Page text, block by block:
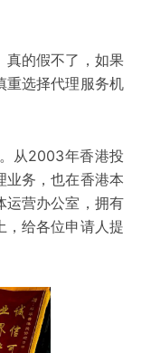
真的假不了，如果
重选择代理服务机
从2003年香港投
业务，也在香港本
运营办公室，拥有
，给各位申请人提